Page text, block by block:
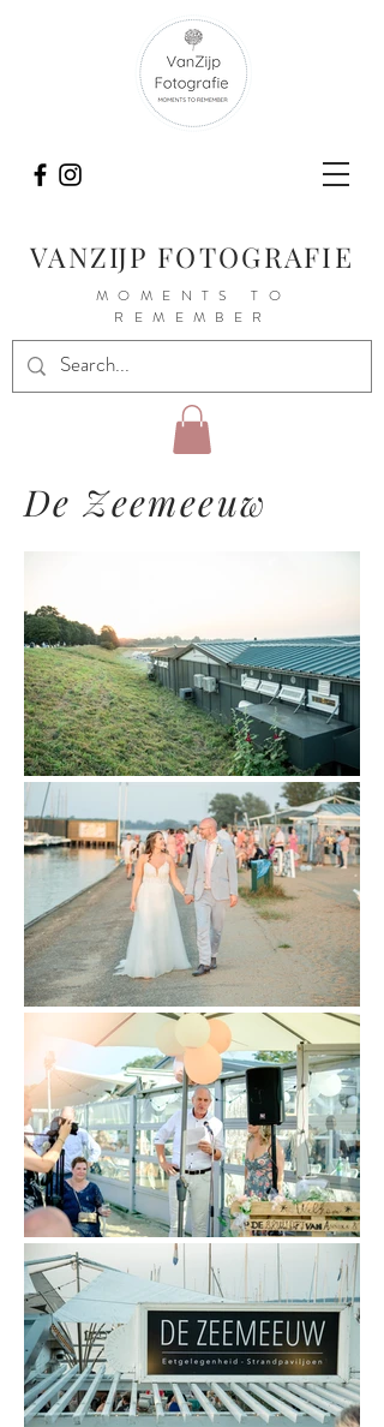
VANZIJP FOTOGRAFIE
MOMENTS TO
REMEMBER
De Zeemeeuw